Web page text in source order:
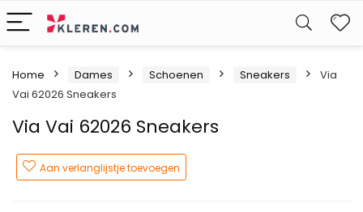
Home Dames Schoenen Sneakers
Via
Vai 62026 Sneakers
Via Vai 62026 Sneakers
Aan verlanglijstje toevoegen